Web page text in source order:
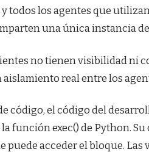
todos los agentes que
una única instancia
no tienen visibilidad ni
real entre los
código, el código del
función exec() de Python.
puede acceder el bloque.